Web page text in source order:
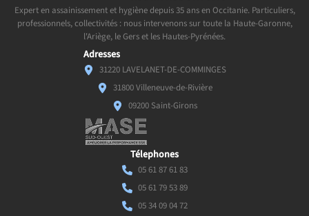
Expert en assainissement et hygiène depuis 35 ans en Occitanie. Particuliers,
professionnels, collectivités : nous intervenons sur toute la Haute-Garonne,
l'Ariège, le Gers et les Hautes-Pyrénées.
Adresses
31220 LAVELANET-DE-COMMINGES
31800 Villeneuve-de-Rivière
09200 Saint-Girons
Télephones
05 61 87 61 83
05 61 79 53 89
05 34 09 04 72